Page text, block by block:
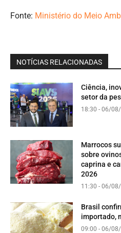
Fonte: Ministério do Meio
NOTÍCIAS RELACIONADAS
Ciência,
setor da
18:30 - 06/
Marrocos
sobre
caprina e
2026
11:30 - 06/
Brasil
importado,
09:00 - 06/